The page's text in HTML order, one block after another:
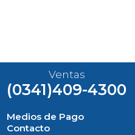
Ventas
(0341)409-4300
Medios de Pago
Contacto